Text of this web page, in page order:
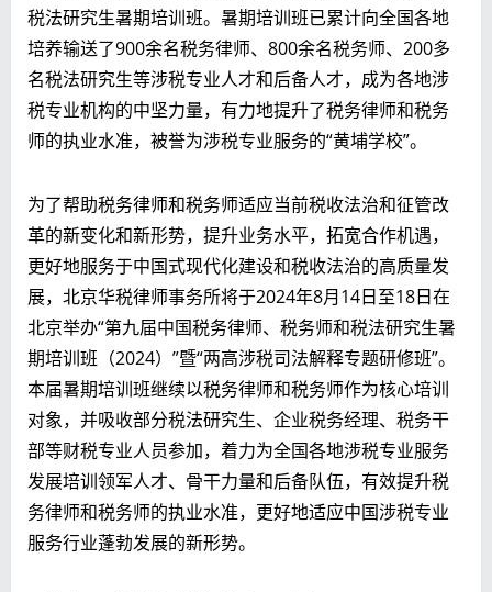
税法研究生暑期培训班。暑期培训班已累计向全国各地
培养输送了900余名税务律师、800余名税务师、200多
名税法研究生等涉税专业人才和后备人才，成为各地涉
税专业机构的中坚力量，有力地提升了税务律师和税务
师的执业水准，被誉为涉税专业服务的“黄埔学校”。
为了帮助税务律师和税务师适应当前税收法治和征管改
革的新变化和新形势，提升业务水平，拓宽合作机遇，
更好地服务于中国式现代化建设和税收法治的高质量发
展，北京华税律师事务所将于2024年8月14日至18日在
北京举办“第九届中国税务律师、税务师和税法研究生暑
期培训班（2024）”暨“两高涉税司法解释专题研修班”。
本届暑期培训班继续以税务律师和税务师作为核心培训
对象，并吸收部分税法研究生、企业税务经理、税务干
部等财税专业人员参加，着力为全国各地涉税专业服务
发展培训领军人才、骨干力量和后备队伍，有效提升税
务律师和税务师的执业水准，更好地适应中国涉税专业
服务行业蓬勃发展的新形势。